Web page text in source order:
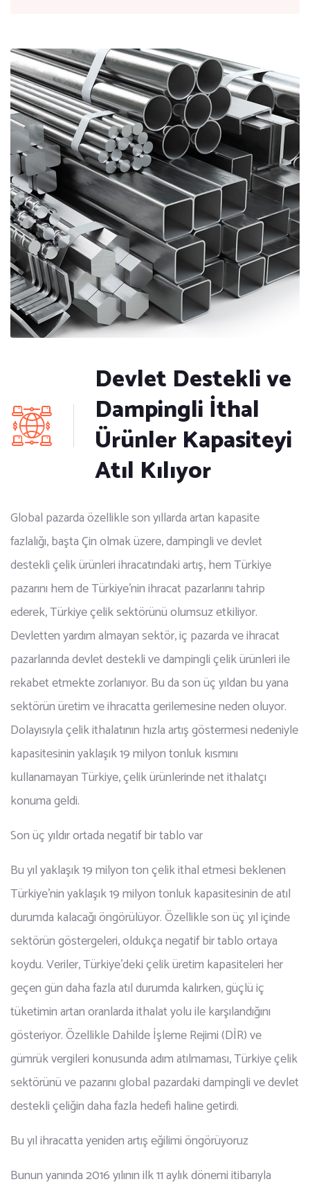
Devlet Destekli ve
Dampingli İthal
Ürünler Kapasiteyi
Atıl Kılıyor
Global pazarda özellikle son yıllarda artan kapasite
fazlalığı, başta Çin olmak üzere, dampingli ve devlet
destekli çelik ürünleri ihracatındaki artış, hem Türkiye
pazarını hem de Türkiye’nin ihracat pazarlarını tahrip
ederek, Türkiye çelik sektörünü olumsuz etkiliyor.
Devletten yardım almayan sektör, iç pazarda ve ihracat
pazarlarında devlet destekli ve dampingli çelik ürünleri ile
rekabet etmekte zorlanıyor. Bu da son üç yıldan bu yana
sektörün üretim ve ihracatta gerilemesine neden oluyor.
Dolayısıyla çelik ithalatının hızla artış göstermesi nedeniyle
kapasitesinin yaklaşık 19 milyon tonluk kısmını
kullanamayan Türkiye, çelik ürünlerinde net ithalatçı
konuma geldi.
Son üç yıldır ortada negatif bir tablo var
Bu yıl yaklaşık 19 milyon ton çelik ithal etmesi beklenen
Türkiye’nin yaklaşık 19 milyon tonluk kapasitesinin de atıl
durumda kalacağı öngörülüyor. Özellikle son üç yıl içinde
sektörün göstergeleri, oldukça negatif bir tablo ortaya
koydu. Veriler, Türkiye’deki çelik üretim kapasiteleri her
geçen gün daha fazla atıl durumda kalırken, güçlü iç
tüketimin artan oranlarda ithalat yolu ile karşılandığını
gösteriyor. Özellikle Dahilde İşleme Rejimi (DİR) ve
gümrük vergileri konusunda adım atılmaması, Türkiye çelik
sektörünü ve pazarını global pazardaki dampingli ve devlet
destekli çeliğin daha fazla hedefi haline getirdi.
Bu yıl ihracatta yeniden artış eğilimi öngörüyoruz
Bunun yanında 2016 yılının ilk 11 aylık dönemi itibarıyla